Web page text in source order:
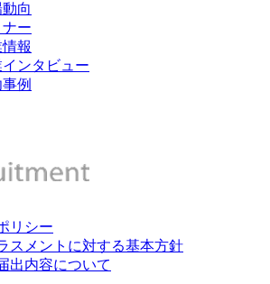
向
ー
報
ンタビュー
例
リシー
スメントに対する基本方針
出内容について